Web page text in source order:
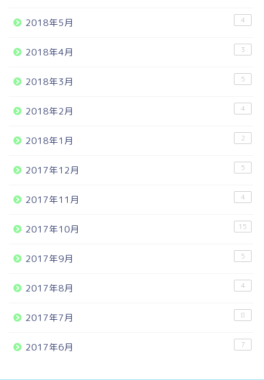
2018年5月 4
2018年4月 3
2018年3月 5
2018年2月 4
2018年1月 2
2017年12月 5
2017年11月 4
2017年10月 15
2017年9月 5
2017年8月 4
2017年7月 8
2017年6月 7